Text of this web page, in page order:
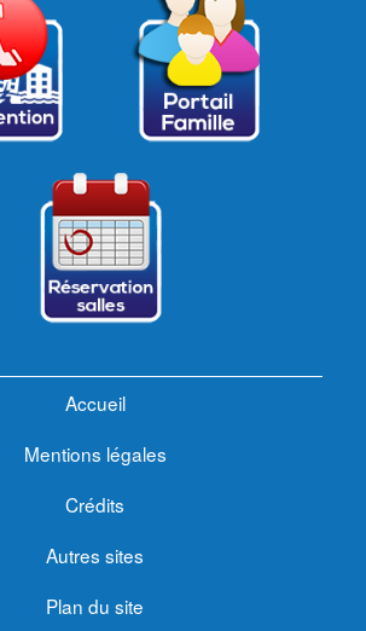
Accueil
Mentions légales
Crédits
Autres sites
Plan du site